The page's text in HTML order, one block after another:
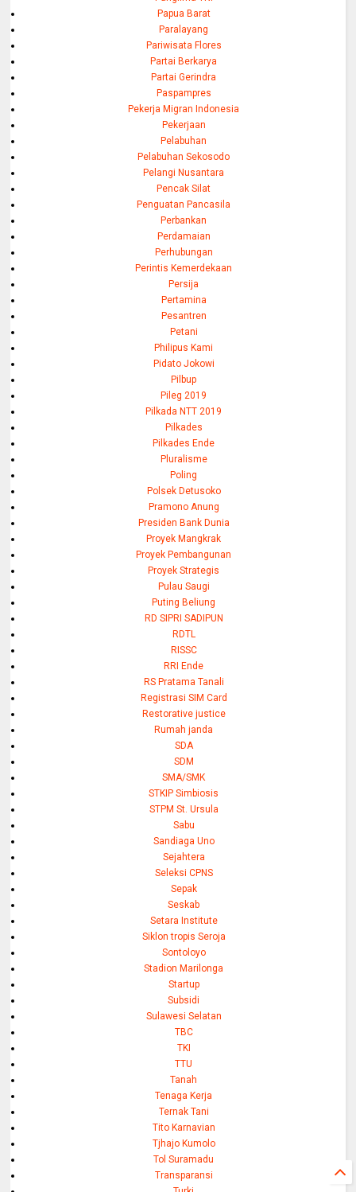
Papua Barat
Paralayang
Pariwisata Flores
Partai Berkarya
Partai Gerindra
Paspampres
Pekerja Migran Indonesia
Pekerjaan
Pelabuhan
Pelabuhan Sekosodo
Pelangi Nusantara
Pencak Silat
Penguatan Pancasila
Perbankan
Perdamaian
Perhubungan
Perintis Kemerdekaan
Persija
Pertamina
Pesantren
Petani
Philipus Kami
Pidato Jokowi
Pilbup
Pileg 2019
Pilkada NTT 2019
Pilkades
Pilkades Ende
Pluralisme
Poling
Polsek Detusoko
Pramono Anung
Presiden Bank Dunia
Proyek Mangkrak
Proyek Pembangunan
Proyek Strategis
Pulau Saugi
Puting Beliung
RD SIPRI SADIPUN
RDTL
RISSC
RRI Ende
RS Pratama Tanali
Registrasi SIM Card
Restorative justice
Rumah janda
SDA
SDM
SMA/SMK
STKIP Simbiosis
STPM St. Ursula
Sabu
Sandiaga Uno
Sejahtera
Seleksi CPNS
Sepak
Seskab
Setara Institute
Siklon tropis Seroja
Sontoloyo
Stadion Marilonga
Startup
Subsidi
Sulawesi Selatan
TBC
TKI
TTU
Tanah
Tenaga Kerja
Ternak Tani
Tito Karnavian
Tjhajo Kumolo
Tol Suramadu
Transparansi